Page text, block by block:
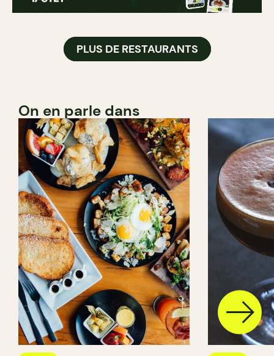
PLUS DE RESTAURANTS
On en parle dans